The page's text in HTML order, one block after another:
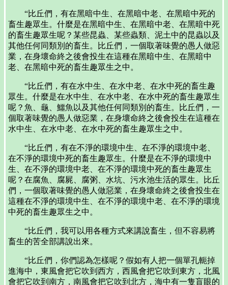
“比丘們，有在黑暗中生、在黑暗中老、在黑暗中死的
畜生趣眾生。什麼是在黑暗中生、在黑暗中老、在黑暗中死
的畜生趣眾生呢？某些昆蟲、某些蟲類、泥土中的昆蟲以及
其他任何同類別的畜生。比丘們，一個取著味覺的愚人做惡
業，在身壞命終之後會投生在這種在黑暗中生、在黑暗中
老、在黑暗中死的畜生趣眾生之中。
“比丘們，有在水中生、在水中老、在水中死的畜生趣
眾生。什麼是在水中生、在水中老、在水中死的畜生趣眾生
呢？魚、龜、鱷魚以及其他任何同類別的畜生。比丘們，一
個取著味覺的愚人做惡業，在身壞命終之後會投生在這種在
水中生、在水中老、在水中死的畜生趣眾生之中。
“比丘們，有在不淨的環境中生、在不淨的環境中老、
在不淨的環境中死的畜生趣眾生。什麼是在不淨的環境中
生、在不淨的環境中老、在不淨的環境中死的畜生趣眾生
呢？在腐魚、腐屍、腐粥、水坑、污水池生活的眾生。比丘
們，一個取著味覺的愚人做惡業，在身壞命終之後會投生在
這種在不淨的環境中生、在不淨的環境中老、在不淨的環境
中死的畜生趣眾生之中。
“比丘們，我可以用各種方式來講說畜生，但不容易將
畜生的苦全部講說出來。
“比丘們，你們認為怎樣呢？假如有人把一個單孔軛掉
進海中，東風會把它吹到西方，西風會把它吹到東方，北風
會把它吹到南方，南風會把它吹到北方，海中有一隻盲眼的